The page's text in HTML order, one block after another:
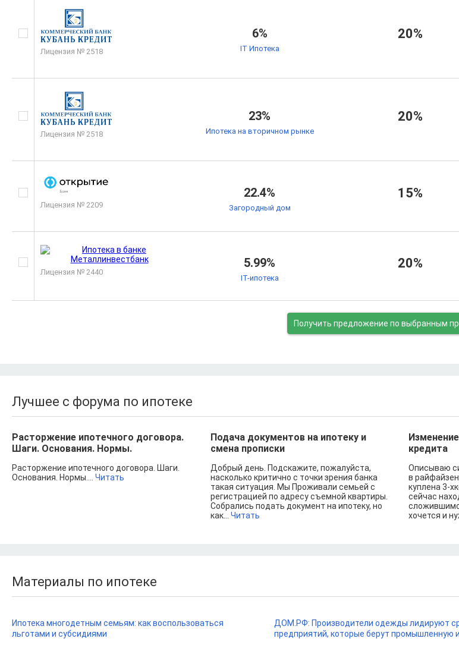
Лицензия № 2518
6%
IT Ипотека
20%
Лицензия № 2518
23%
Ипотека на вторичном рынке
20%
Лицензия № 2209
22.4%
Загородный дом
15%
Лицензия № 2440
5.99%
IT-ипотека
20%
Получить предложение по выбранным
Лучшее с форума по ипотеке
Расторжение ипотечного договора.
Шаги. Основания. Нормы.
Расторжение ипотечного договора. Шаги.
Основания. Нормы.... Читать
Подача документов на ипотеку и
смена прописки
Добрый день. Подскажите, пожалуйста,
насколько критично с точки зрения банка
такая ситуация. Мы Проживали семьей с
регистрацией по адресу съемной квартиры.
Собрались подать документ на ипотеку, но
как... Читать
кредита
Описываю
в
куплена 3-
сейчас
хочется и
Материалы по ипотеке
Ипотека многодетным семьям: как воспользоваться
льготами и субсидиями
ДОМ.РФ: Производители одежды лидируют
предприятий, которые берут промышленную